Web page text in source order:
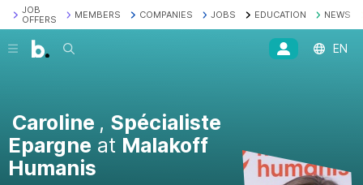
JOB
OFFERS
MEMBERS COMPANIES JOBS EDUCATION NEWS
Search EN
Caroline , Spécialiste
Epargne at Malakoff
Humanis